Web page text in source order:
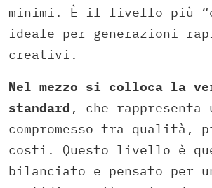
minimi. È il livello più
ideale per generazioni
creativi.
Nel mezzo si colloca la
standard , che rappresenta
compromesso tra qualità,
costi. Questo livello è
bilanciato e pensato per